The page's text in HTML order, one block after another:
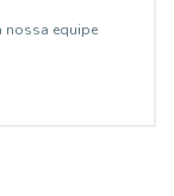
nossa equipe